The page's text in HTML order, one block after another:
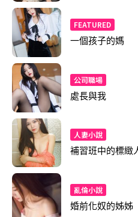
FEATURED
一個孩子的媽
公司職場
處長與我
人妻小說
補習班中的標緻
亂倫小說
婚前化奴的姊姊